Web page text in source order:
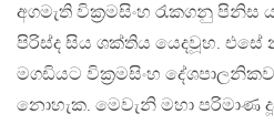
අගමැති වික්‍රමසිංහ රැකගනු පිනිස
පිරිස්ද සිය ශක්තිය යෙදවූහ.
මගඩියට වික්‍රමසිංහ
නොහැක. මෙවැනි මහා පරිමාණ